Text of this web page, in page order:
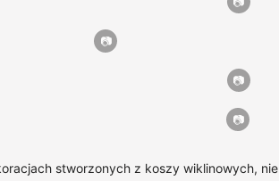
stworzonych z koszy wiklinowych, nie